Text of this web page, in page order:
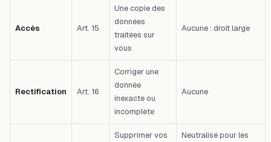
Accès Art. 15
Une copie des
données
traitées sur
vous
Aucune : droit large
Rectification Art. 16
Corriger une
donnée
inexacte ou
incomplète
Aucune
Supprimer vos
Neutralisé pour les